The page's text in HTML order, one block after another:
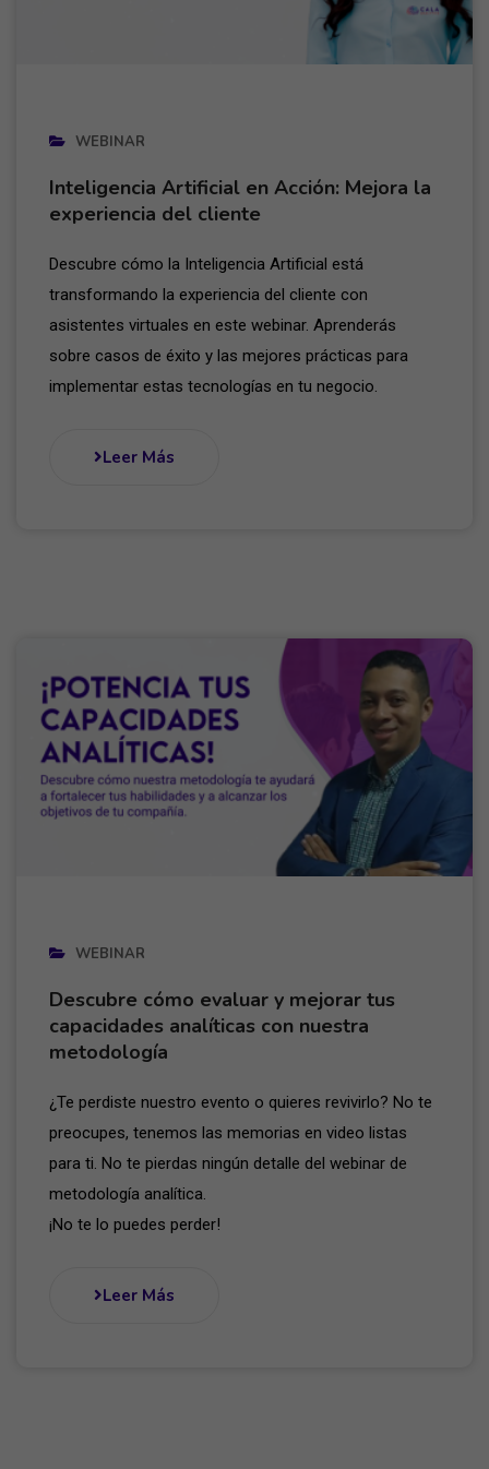
WEBINAR
Inteligencia Artificial en Acción: Mejora la
experiencia del cliente
Descubre cómo la Inteligencia Artificial está
transformando la experiencia del cliente con
asistentes virtuales en este webinar. Aprenderás
sobre casos de éxito y las mejores prácticas para
implementar estas tecnologías en tu negocio.
Leer Más
WEBINAR
Descubre cómo evaluar y mejorar tus
capacidades analíticas con nuestra
metodología
¿Te perdiste nuestro evento o quieres revivirlo? No te
preocupes, tenemos las memorias en video listas
para ti. No te pierdas ningún detalle del webinar de
metodología analítica.
¡No te lo puedes perder!
Leer Más